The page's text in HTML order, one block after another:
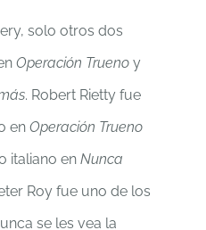
solo otros dos
Operación Trueno y
. Robert Rietty fue
en Operación Trueno
italiano en Nunca
Roy fue uno de los
se les vea la